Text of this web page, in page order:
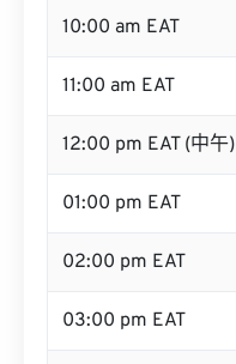
10:00 am EAT
11:00 am EAT
12:00 pm EAT (中午)
01:00 pm EAT
02:00 pm EAT
03:00 pm EAT